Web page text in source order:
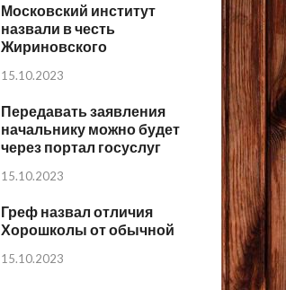
Московский институт
назвали в честь
Жириновского
15.10.2023
Передавать заявления
начальнику можно будет
через портал госуслуг
15.10.2023
Греф назвал отличия
Хорошколы от обычной
15.10.2023